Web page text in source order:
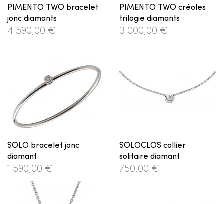
PIMENTO TWO bracelet
jonc diamants
4 590,00 €
PIMENTO TWO créoles
trilogie diamants
3 000,00 €
SOLO bracelet jonc
diamant
1 590,00 €
SOLOCLOS collier
solitaire diamant
750,00 €